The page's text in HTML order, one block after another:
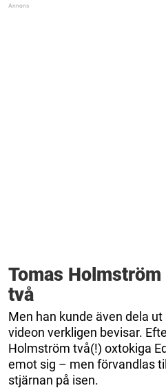
Tomas
två
Men han kunde även dela
videon verkligen bevisar.
Holmström två(!) oxtokiga
emot sig – men förvandlas
stjärnan på isen.